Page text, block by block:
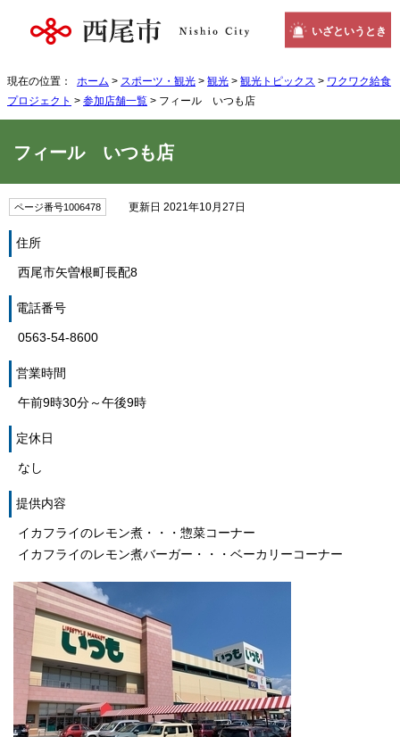
いざというとき
現在の位置： ホーム > スポーツ・観光 > 観光 > 観光トピックス > ワクワク給食
プロジェクト > 参加店舗一覧 > フィール いつも店
フィール いつも店
ページ番号1006478 更新日 2021年10月27日
住所
西尾市矢曽根町長配8
電話番号
0563-54-8600
営業時間
午前9時30分～午後9時
定休日
なし
提供内容
イカフライのレモン煮・・・惣菜コーナー
イカフライのレモン煮バーガー・・・ベーカリーコーナー